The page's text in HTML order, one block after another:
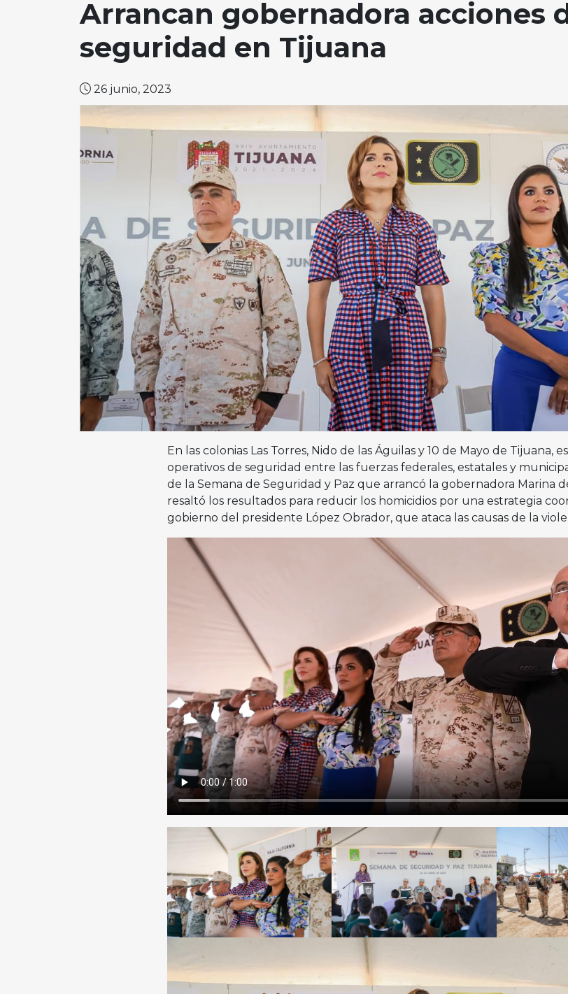
Arrancan gobernadora acciones
seguridad en Tijuana
26 junio, 2023
En las colonias Las Torres, Nido de las Águilas y 10 de Mayo de Tijuana,
operativos de seguridad entre las fuerzas federales, estatales y
de la Semana de Seguridad y Paz que arrancó la gobernadora Marina
resaltó los resultados para reducir los homicidios por una estrategia
gobierno del presidente López Obrador, que ataca las causas de la